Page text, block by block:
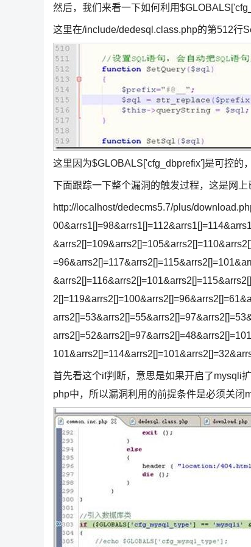
然后，我们来看一下如何利用
这里在/include/dedesql.class.php的第512行
这里因为$GLOBALS['cfg_dbprefix']是可控的
下面跟踪一下整个漏洞的触发过程，这是网上
http://localhost/dedecms5.7/plus/
首先看这个if判断，意思是如果开启了mysqli
php中，所以漏洞利用的前提条件是必须关闭